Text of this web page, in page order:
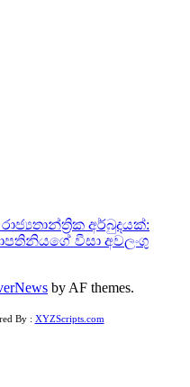
අර්බුදයක්:
වීසා අවලංගු
by AF themes.
By : XYZScripts.com